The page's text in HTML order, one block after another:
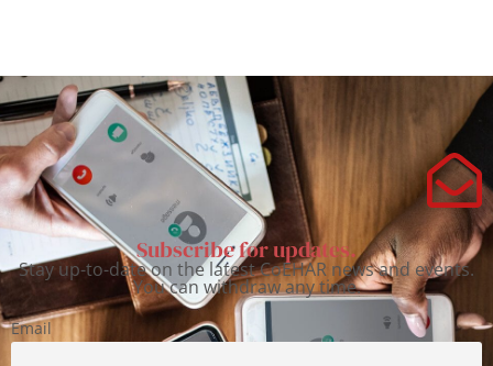
Subscribe for updates.
Stay up-to-date on the latest CoEHAR news and events.
You can withdraw any time.
Email